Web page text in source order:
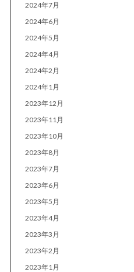
2024年7月
2024年6月
2024年5月
2024年4月
2024年2月
2024年1月
2023年12月
2023年11月
2023年10月
2023年8月
2023年7月
2023年6月
2023年5月
2023年4月
2023年3月
2023年2月
2023年1月